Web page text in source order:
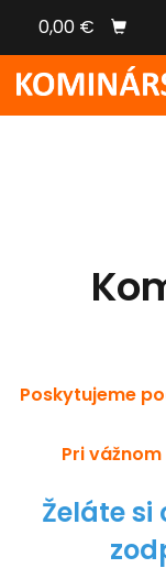
0,00 €
Poskytujeme
Pri
Želáte si